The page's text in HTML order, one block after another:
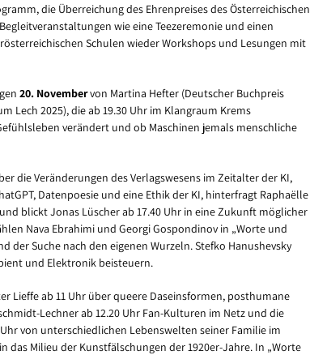
die Überreichung des Ehrenpreises des Österreichischen
wie eine Teezeremonie und einen
Schulen wieder Workshops und Lesungen mit
20. Novembervon Martina Hefter (Deutscher Buchpreis
Lech 2025), die ab 19.30 Uhr im Klangraum Krems
verändert und ob Maschinen jemals menschliche
die Veränderungen des Verlagswesens im Zeitalter der KI,
Datenpoesie und eine Ethik der KI, hinterfragt Raphaëlle
blickt Jonas Lüscher ab 17.40 Uhr in eine Zukunft möglicher
Nava Ebrahimi und Georgi Gospondinov in „Worte und
der Suche nach den eigenen Wurzeln. Stefko Hanushevsky
und Elektronik beisteuern.
Lieffe ab 11 Uhr über queere Daseinsformen, posthumane
Lechner ab 12.20 Uhr Fan-Kulturen im Netz und die
von unterschiedlichen Lebenswelten seiner Familie im
das Milieu der Kunstfälschungen der 1920er-Jahre. In „Worte